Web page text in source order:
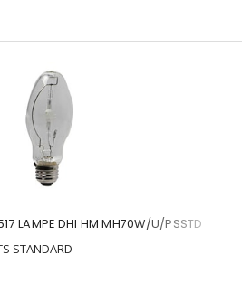
LAMPE DHI HM MH70W/U/PSSTD
STANDARD